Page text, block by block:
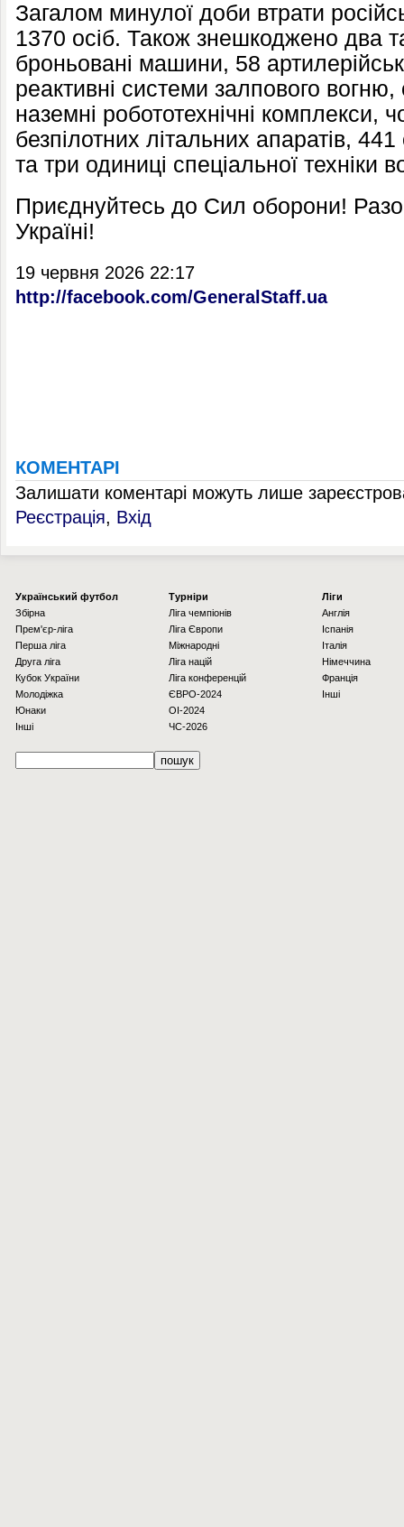
Загалом минулої доби втрати
1370 осіб. Також знешкоджено два
броньовані машини, 58
реактивні системи залпового
наземні робототехнічні комплекси,
безпілотних літальних апаратів,
та три одиниці спеціальної техніки
Приєднуйтесь до Сил оборони!
Україні!
19 червня 2026 22:17
http://facebook.com/GeneralStaff.ua
КОМЕНТАРІ
Залишати коментарі можуть лише
Реєстрація, Вхід
Українcький футбол
Збірна
Прем'єр-ліга
Перша ліга
Друга ліга
Кубок України
Молодіжка
Юнаки
Інші
Турніри
Ліга чемпіонів
Ліга Європи
Міжнародні
Ліга націй
Ліга конференцій
ЄВРО-2024
OI-2024
ЧС-2026
Ліги
Англія
Іспанія
Італія
Німеччина
Франція
Інші